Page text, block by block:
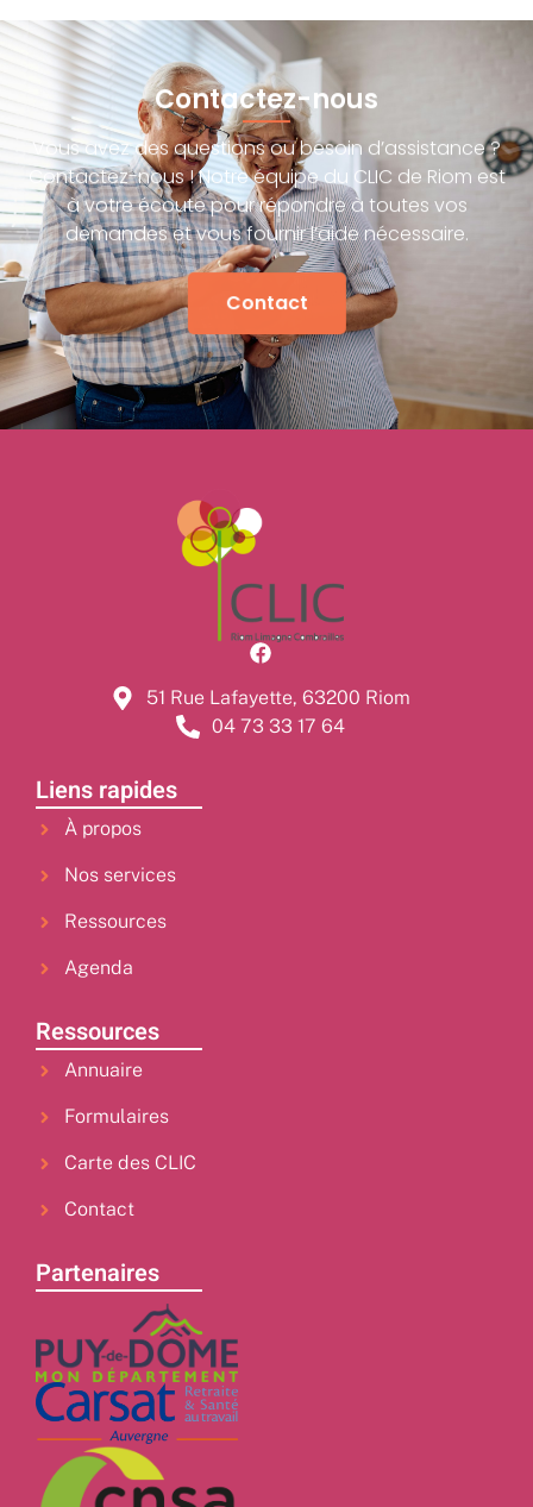
Contactez-nous
Vous avez des questions ou besoin d’assistance ?
Contactez-nous ! Notre équipe du CLIC de Riom est
à votre écoute pour répondre à toutes vos
demandes et vous fournir l’aide nécessaire.
Contact
51 Rue Lafayette, 63200 Riom
04 73 33 17 64
Liens rapides
À propos
Nos services
Ressources
Agenda
Ressources
Annuaire
Formulaires
Carte des CLIC
Contact
Partenaires